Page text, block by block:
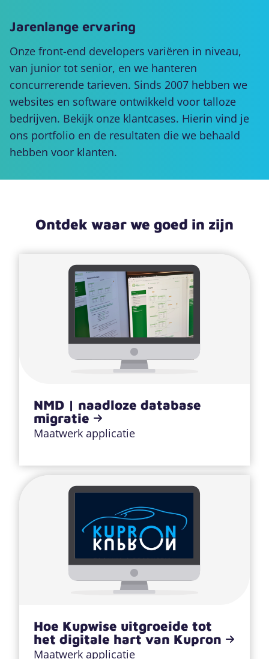
Jarenlange ervaring
Onze front-end developers variëren in niveau,
van junior tot senior, en we hanteren
concurrerende tarieven. Sinds 2007 hebben we
websites en software ontwikkeld voor talloze
bedrijven. Bekijk onze klantcases. Hierin vind je
ons portfolio en de resultaten die we behaald
hebben voor klanten.
Ontdek waar we goed in zijn
NMD | naadloze database
migratie
Maatwerk applicatie
Hoe Kupwise uitgroeide tot
het digitale hart van Kupron
Maatwerk applicatie